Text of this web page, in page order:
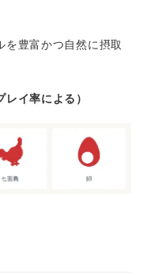
豊富かつ自然に摂取
イ率による）